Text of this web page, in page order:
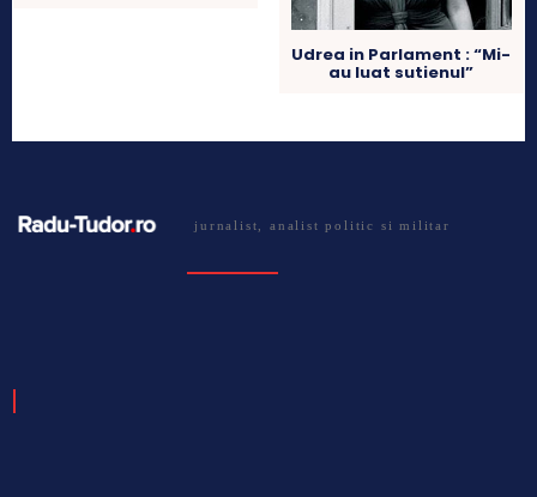
Udrea in Parlament : “Mi-
au luat sutienul”
jurnalist, analist politic si militar